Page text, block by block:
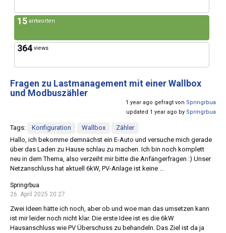
15 antworten
364 views
Fragen zu Lastmanagement mit einer Wallbox
und Modbuszähler
1 year ago gefragt von Springrbua
updated 1 year ago by Springrbua
Tags: Konfiguration Wallbox
Zähler
Hallo, ich bekomme demnächst ein E-Auto und versuche mich gerade
über das Laden zu Hause schlau zu machen. Ich bin noch komplett
neu in dem Thema, also verzeiht mir bitte die Anfängerfragen :) Unser
Netzanschluss hat aktuell 6kW, PV-Anlage ist keine ...
Springrbua
26. April 2025 20:27
Zwei Ideen hätte ich noch, aber ob und woe man das umsetzen kann
ist mir leider noch nicht klar. Die erste Idee ist es die 6kW
Hausanschluss wie PV Überschuss zu behandeln. Das Ziel ist da ja